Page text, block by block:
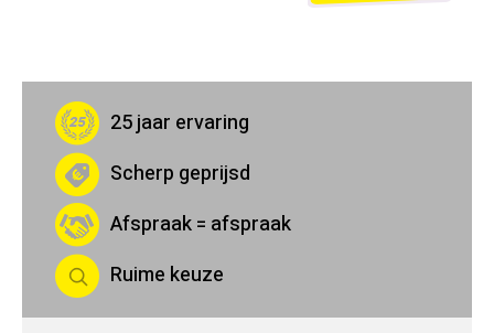
25 jaar ervaring
Scherp geprijsd
Afspraak = afspraak
Ruime keuze